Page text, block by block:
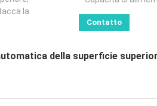
la
Contatto
della superficie